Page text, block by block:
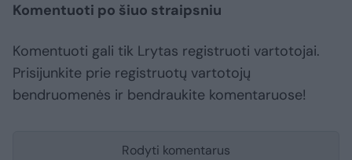
Komentuoti po šiuo straipsniu
Komentuoti gali tik Lrytas registruoti vartotojai.
Prisijunkite prie registruotų vartotojų
bendruomenės ir bendraukite komentaruose!
Rodyti komentarus